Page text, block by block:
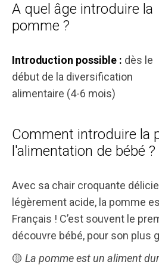
A quel âge introduire la
pomme ?
Introduction possible : dès le
début de la diversification
alimentaire (4-6 mois)
Comment introduire la
l'alimentation de bébé ?
Avec sa chair croquante
légèrement acide, la pomme
Français ! C’est souvent le
découvre bébé, pour son plus
🟡 La pomme est un aliment